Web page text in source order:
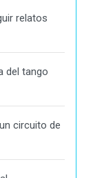
relatos
del tango
circuito de